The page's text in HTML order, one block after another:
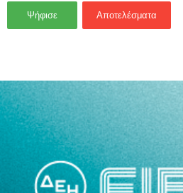
Ψήφισε Αποτελέσματα
- Advertisement -